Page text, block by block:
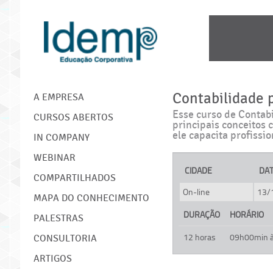
IDEMP
A EMPRESA
CURSOS ABERTOS
IN COMPANY
WEBINAR
COMPARTILHADOS
MAPA DO CONHECIMENTO
PALESTRAS
CONSULTORIA
ARTIGOS
Contabilidade
Esse curso de
principais conceitos
ele capacita
CIDADE
On-line
13/
DURAÇÃO
HORÁRIO
12 horas
09h00min